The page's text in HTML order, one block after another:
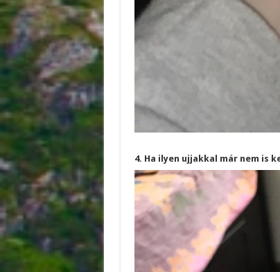
4. Ha ilyen ujjakkal már nem is